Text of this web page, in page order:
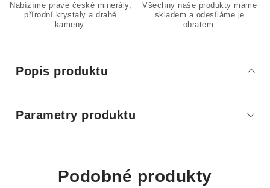
Nabízíme pravé české minerály,
přírodní krystaly a drahé
kameny.
Všechny naše produkty máme
skladem a odesíláme je
obratem.
Popis produktu
Parametry produktu
Podobné produkty